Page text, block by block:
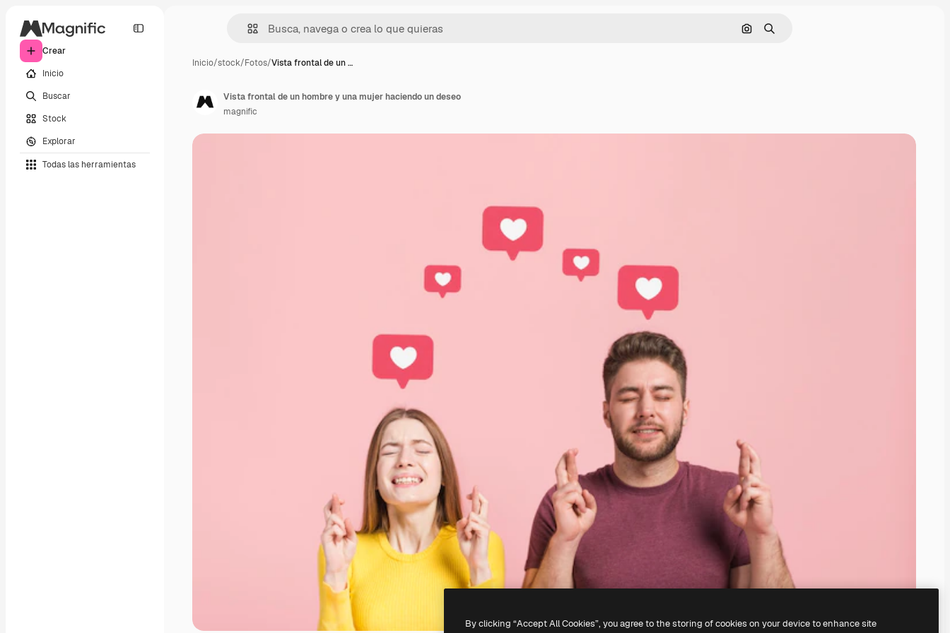
Crear
Inicio
Buscar
Stock
Explorar
Todas las herramientas
Buscar por imagen
Buscar
Inicio/stock/Fotos/Vista frontal de un …
Vista frontal de un hombre y una mujer haciendo un deseo
magnific
By clicking “Accept All Cookies”, you agree to the storing of cookies on your device to enhance site